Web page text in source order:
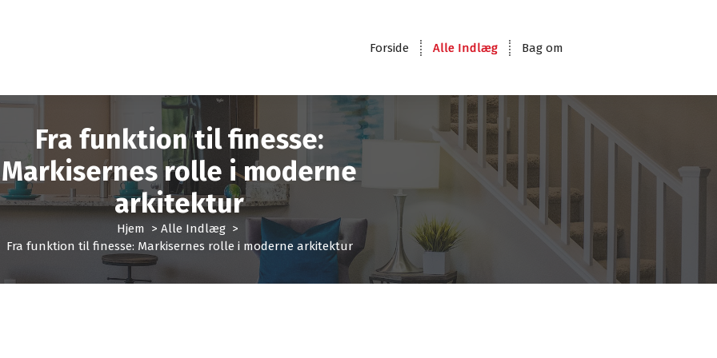
Forside Alle Indlæg Bag om
Fra funktion til finesse:
Markisernes rolle i moderne
arkitektur
Hjem > Alle Indlæg >
Fra funktion til finesse: Markisernes rolle i moderne arkitektur